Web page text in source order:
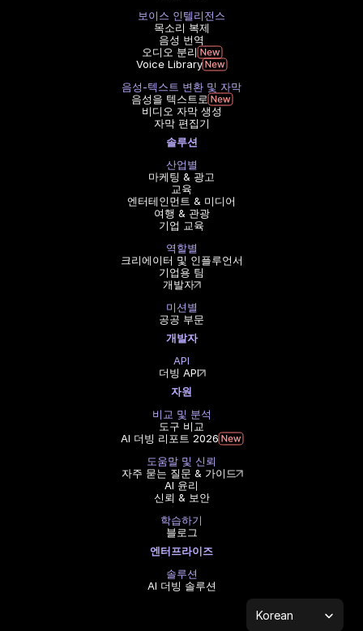
보이스 인텔리전스
목소리 복제
음성 번역
오디오 분리
Voice Library
음성-텍스트 변환 및 자막
음성을 텍스트로
비디오 자막 생성
자막 편집기
솔루션
산업별
마케팅 & 광고
교육
엔터테인먼트 & 미디어
여행 & 관광
기업 교육
역할별
크리에이터 및 인플루언서
기업용 팀
개발자
미션별
공공 부문
개발자
API
더빙 API
자원
비교 및 분석
도구 비교
AI 더빙 리포트 2026
도움말 및 신뢰
자주 묻는 질문 & 가이드
AI 윤리
신뢰 & 보안
학습하기
블로그
엔터프라이즈
솔루션
AI 더빙 솔루션
Select Language
Korean